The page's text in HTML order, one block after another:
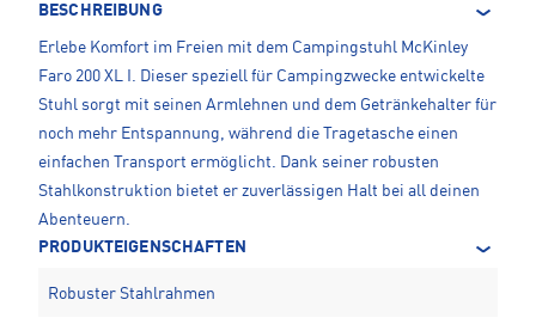
BESCHREIBUNG
Erlebe Komfort im Freien mit dem Campingstuhl McKinley
Faro 200 XL I. Dieser speziell für Campingzwecke entwickelte
Stuhl sorgt mit seinen Armlehnen und dem Getränkehalter für
noch mehr Entspannung, während die Tragetasche einen
einfachen Transport ermöglicht. Dank seiner robusten
Stahlkonstruktion bietet er zuverlässigen Halt bei all deinen
Abenteuern.
PRODUKTEIGENSCHAFTEN
Robuster Stahlrahmen